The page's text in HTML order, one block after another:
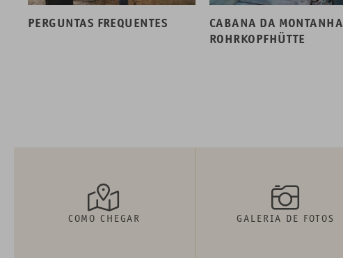
PERGUNTAS FREQUENTES
CABANA DA MONTANHA
ROHRKOPFHÜTTE
COMO CHEGAR GALERIA DE FOTOS